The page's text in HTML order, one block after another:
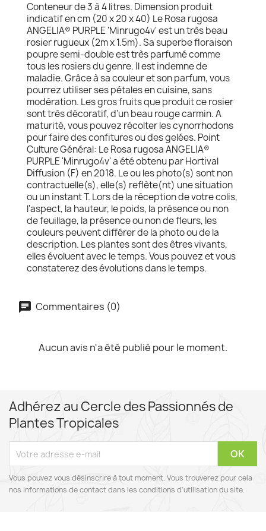
Conteneur de 3 à 4 litres. Dimension produit
indicatif en cm (20 x 20 x 40) Le Rosa rugosa
ANGELIA® PURPLE 'Minrugo4v' est un très beau
rosier rugueux (2m x 1.5m). Sa superbe floraison
poupre semi-double est très parfumé comme
tous les rosiers du genre. Il est indemne de
maladie. Grâce à sa couleur et son parfum, vous
pourrez utiliser ses pétales en cuisine, sans
modération. Les gros fruits que produit ce rosier
sont très décoratif, d'un beau rouge carmin. A
maturité, vous pouvez récolter les cynorrhodons
pour faire des confitures ou des gelées. Point
Culture Général: Le Rosa rugosa ANGELIA®
PURPLE 'Minrugo4v' a été obtenu par Hortival
Diffusion (F) en 2018. Le ou les photo(s) sont non
contractuelle(s), elle(s) reflète(nt) une situation
ou un instant T. Lors de la réception de votre colis,
l'aspect, la hauteur, le poids, la présence ou non
de feuillage, la présence ou non de fleurs, les
couleurs peuvent différer de la photo ou de la
description. Les plantes sont des êtres vivants,
elles évoluent avec le temps. Vous pouvez et vous
constaterez des évolutions dans le temps.
Commentaires (0)
Aucun avis n'a été publié pour le moment.
Adhérez au Cercle des Passionnés de
Plantes Tropicales
Vous pouvez vous désinscrire à tout moment. Vous trouverez pour cela
nos informations de contact dans les conditions d'utilisation du site.